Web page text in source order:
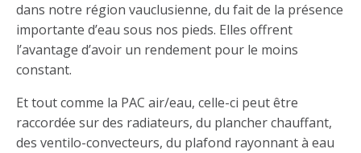
dans notre région vauclusienne, du fait de la présence
importante d’eau sous nos pieds. Elles offrent
l’avantage d’avoir un rendement pour le moins
constant.
Et tout comme la PAC air/eau, celle-ci peut être
raccordée sur des radiateurs, du plancher chauffant,
des ventilo-convecteurs, du plafond rayonnant à eau